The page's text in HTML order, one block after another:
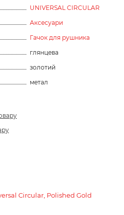
UNIVERSAL CIRCULAR
Аксесуари
Гачок для рушника
глянцева
золотий
метал
Circular, Polished Gold